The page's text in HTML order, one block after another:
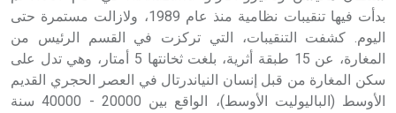
بدأت فيها تنقيبات نظامية منذ عام 1989، ولازالت مستمرة حتى
اليوم. كشفت التنقيبات، التي تركزت في القسم الرئيس من
المغارة، عن 15 طبقة أثرية، بلغت ثخانتها 5 أمتار، وهي تدل على
سكن المغارة من قبل إنسان النياندرتال في العصر الحجري القديم
الأوسط (الباليوليت الأوسط)، الواقع بين 20000 - 40000 سنة